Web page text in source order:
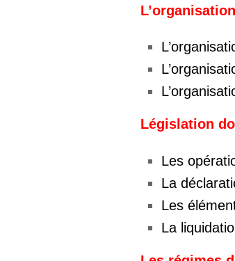
Législation
Les
La
Les
La